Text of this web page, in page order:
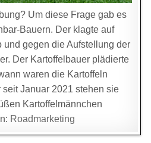
Um diese Frage gab es
Bauern. Der klagte auf
und gegen die Aufstellung der
Der Kartoffelbauer plädierte
waren die Kartoffeln
Januar 2021 stehen sie
Kartoffelmännchen
Roadmarketing